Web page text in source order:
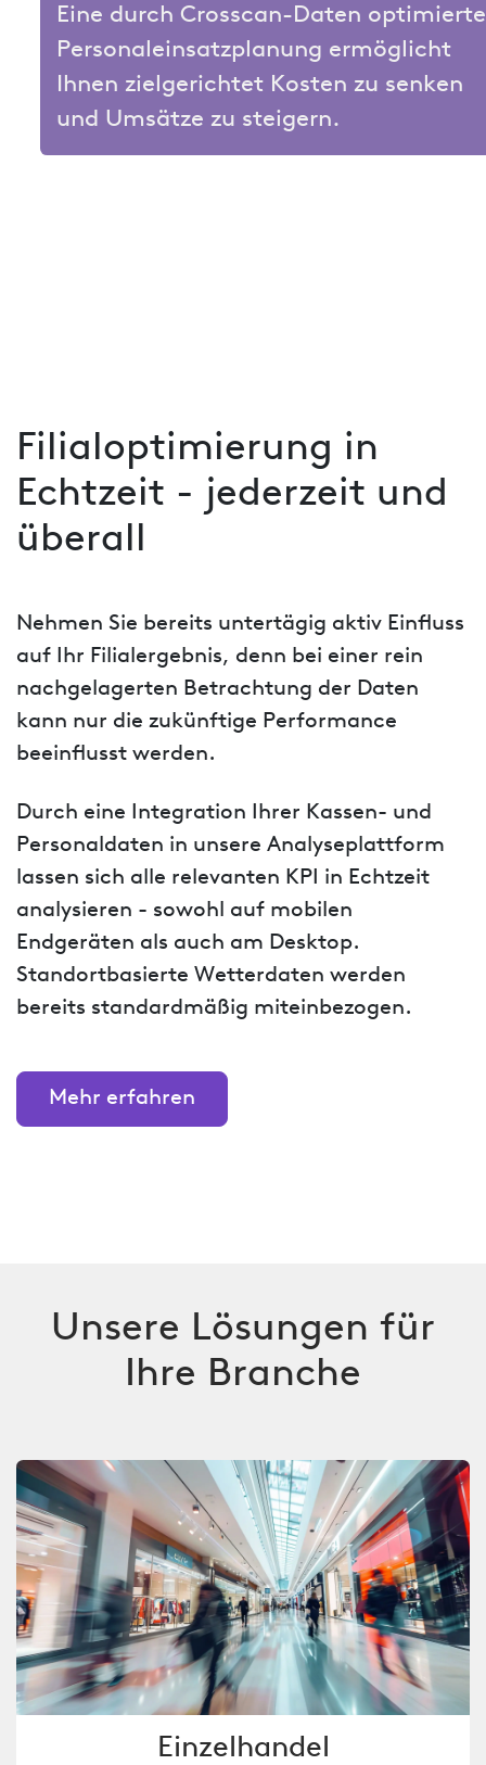
Eine durch Crosscan-Daten optimierte
Personaleinsatzplanung ermöglicht
Ihnen zielgerichtet Kosten zu senken
und Umsätze zu steigern.
Filialoptimierung in
Echtzeit - jederzeit und
überall
Nehmen Sie bereits untertägig aktiv Einfluss
auf Ihr Filialergebnis, denn bei einer rein
nachgelagerten Betrachtung der Daten
kann nur die zukünftige Performance
beeinflusst werden.
Durch eine Integration Ihrer Kassen- und
Personaldaten in unsere Analyseplattform
lassen sich alle relevanten KPI in Echtzeit
analysieren - sowohl auf mobilen
Endgeräten als auch am Desktop.
Standortbasierte Wetterdaten werden
bereits standardmäßig miteinbezogen.
Mehr erfahren
Unsere Lösungen für
Ihre Branche
Einzelhandel